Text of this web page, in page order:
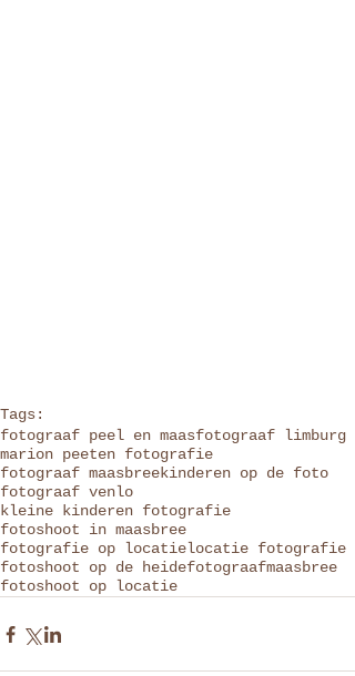
Tags:
fotograaf peel en maasfotograaf limburg
marion peeten fotografie
fotograaf maasbreekinderen op de foto
fotograaf venlo
kleine kinderen fotografie
fotoshoot in maasbree
fotografie op locatielocatie fotografie
fotoshoot op de heidefotograafmaasbree
fotoshoot op locatie